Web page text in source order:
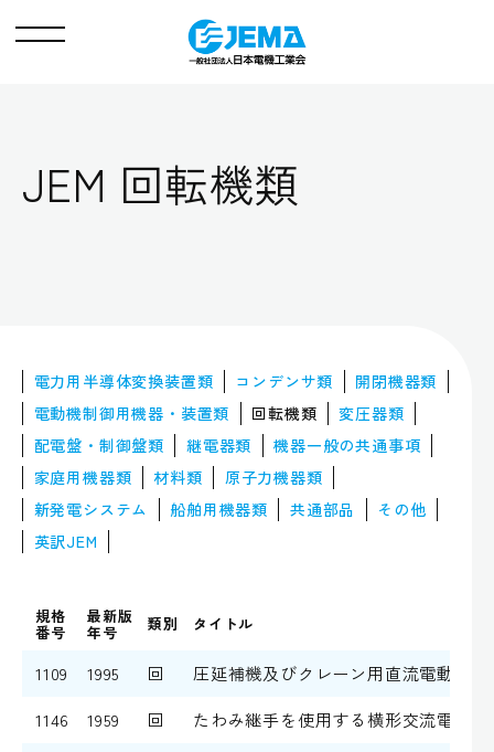
メ
JEM 回転機類
電力用半導体変換装置類 コンデンサ類
開閉機器類
電動機制御用機器・装置類 回転機類
変圧器類
配電盤・制御盤類
継電器類 機器一般の共通事項
家庭用機器類
材料類
原子力機器類
新発電システム
船舶用機器類 共通部品
その他
英訳JEM
規格
番号
最新版
年号 類別 タイトル
1109 1995 回
圧延補機及びクレーン用直流電動機
1146
1959 回
たわみ継手を使用する横形交流電動